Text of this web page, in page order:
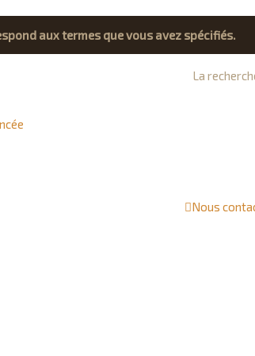
aux termes que vous avez spécifiés.
La
Nous